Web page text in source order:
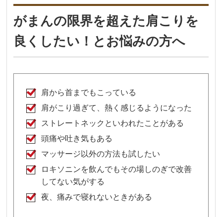
がまんの限界を超えた肩こりを
良くしたい！とお悩みの方へ
肩から首までもこっている
肩がこり過ぎて、熱く感じるようになった
ストレートネックといわれたことがある
頭痛や吐き気もある
マッサージ以外の方法も試したい
ロキソニンを飲んでもその場しのぎで改善
してない気がする
夜、痛みで寝れないときがある